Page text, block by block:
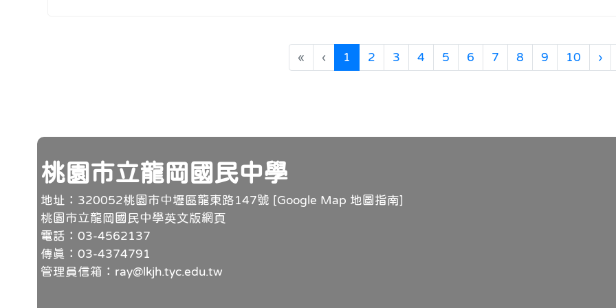
« ‹ 1 (目前頁次)
2 3 4 5 6 7 8 9 10 ›下
頁尾
桃園市立龍岡國民中學
地址：320052桃園市中壢區龍東路147號 [Google Map 地圖指南]
桃園市立龍岡國民中學英文版網頁
電話：03-4562137
傳真：03-4374791
管理員信箱：ray@lkjh.tyc.edu.tw